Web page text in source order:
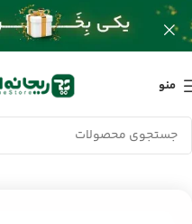
منو
خانه/محصولات/لوازم